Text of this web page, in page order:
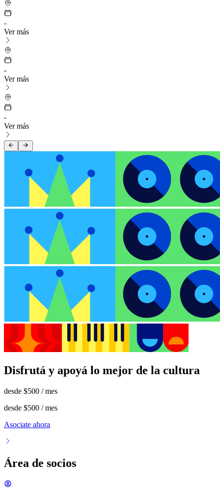
-
Ver más
-
Ver más
-
Ver más
Disfrutá y apoyá lo mejor de la cultura
desde $500 / mes
desde $500 / mes
Asociate ahora
Área de socios